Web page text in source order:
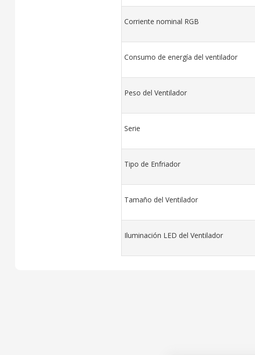
Corriente nominal RGB
Consumo de energía del ventilador
Peso del Ventilador
Serie
Tipo de Enfriador
Tamaño del Ventilador
Iluminación LED del Ventilador